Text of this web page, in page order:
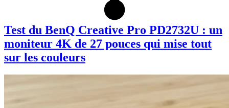
Test du BenQ Creative Pro PD2732U : un
moniteur 4K de 27 pouces qui mise tout
sur les couleurs